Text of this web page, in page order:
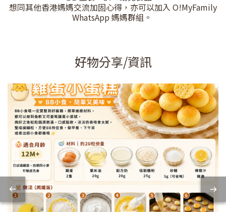
想同其他香港媽媽交流加固心得，亦可以加入 O!MyFamily
WhatsApp 媽媽群組。
好物分享/資訊